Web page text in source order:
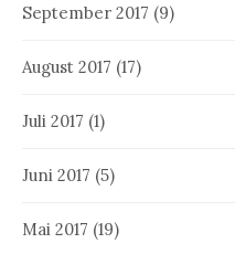
September 2017 (9)
August 2017 (17)
Juli 2017 (1)
Juni 2017 (5)
Mai 2017 (19)